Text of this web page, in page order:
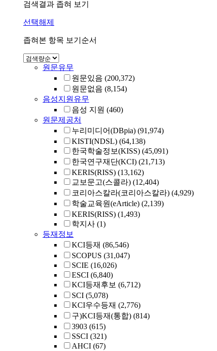
검색결과 좁혀 보기
선택해제
좁혀본 항목 보기순서
원문유무
원문있음 (200,372)
원문없음 (8,154)
음성지원유무
음성 지원 (460)
원문제공처
누리미디어(DBpia) (91,974)
KISTI(NDSL) (64,138)
한국학술정보(KISS) (45,091)
한국연구재단(KCI) (21,713)
KERIS(RISS) (13,162)
교보문고(스콜라) (12,404)
코리아스칼라(코리아스칼라) (4,929)
학술교육원(eArticle) (2,139)
KERIS(RISS) (1,493)
학지사 (1)
등재정보
KCI등재 (86,546)
SCOPUS (31,047)
SCIE (16,026)
ESCI (6,840)
KCI등재후보 (6,712)
SCI (5,078)
KCI우수등재 (2,776)
구)KCI등재(통합) (814)
3903 (615)
SSCI (321)
AHCI (67)